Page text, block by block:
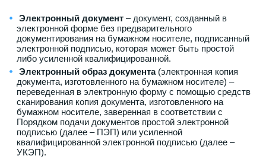
Электронный документ– документ, созданный в
электронной форме без предварительного
документирования на бумажном носителе, подписанный
электронной подписью, которая может быть простой
либо усиленной квалифицированной.
Электронный образ документа (электронная копия
документа, изготовленного на бумажном носителе) –
переведенная в электронную форму с помощью средств
сканирования копия документа, изготовленного на
бумажном носителе, заверенная в соответствии с
Порядком подачи документов простой электронной
подписью (далее – ПЭП) или усиленной
квалифицированной электронной подписью (далее –
УКЭП).